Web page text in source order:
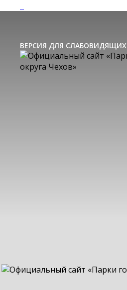
ВЕРСИЯ ДЛЯ СЛАБОВИДЯЩИХ